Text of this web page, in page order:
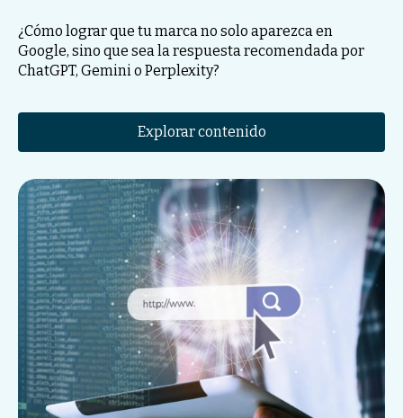
¿Cómo lograr que tu marca no solo aparezca en
Google, sino que sea la respuesta recomendada por
ChatGPT, Gemini o Perplexity?
Explorar contenido